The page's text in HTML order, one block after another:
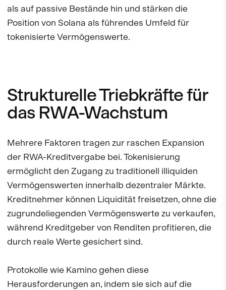
als auf passive Bestände hin und stärken die
Position von Solana als führendes Umfeld für
tokenisierte Vermögenswerte.
Strukturelle Triebkräfte für
das RWA-Wachstum
Mehrere Faktoren tragen zur raschen Expansion
der RWA-Kreditvergabe bei. Tokenisierung
ermöglicht den Zugang zu traditionell illiquiden
Vermögenswerten innerhalb dezentraler Märkte.
Kreditnehmer können Liquidität freisetzen, ohne die
zugrundeliegenden Vermögenswerte zu verkaufen,
während Kreditgeber von Renditen profitieren, die
durch reale Werte gesichert sind.
Protokolle wie Kamino gehen diese
Herausforderungen an, indem sie sich auf die